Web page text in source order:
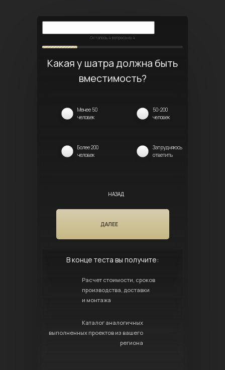
Осталось 4 вопроса из 4
Какая у шатра должна быть
вместимость?
Менее 50
человек
50-200
человек
Более 200
человек
Затрудняюсь
ответить
НАЗАД
ДАЛЕЕ
В конце теста вы получите:
Расчет стоимости, сроков
производства, доставки
и монтажа
Каталог аналогичных
выполненных проектов из вашего
региона